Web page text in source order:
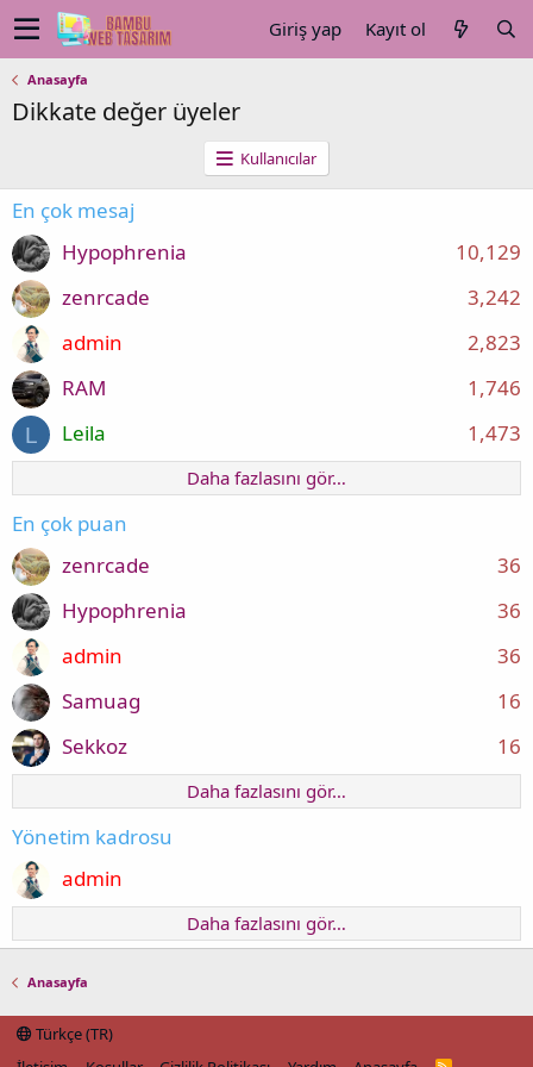
Giriş yap Kayıt ol
Anasayfa
Dikkate değer üyeler
Kullanıcılar
En çok mesaj
10,129
Hypophrenia
3,242
zenrcade
2,823
admin
1,746
RAM
L 1,473
Leila
Daha fazlasını gör…
En çok puan
36
zenrcade
36
Hypophrenia
36
admin
16
Samuag
16
Sekkoz
Daha fazlasını gör…
Yönetim kadrosu
admin
Daha fazlasını gör…
Anasayfa
Türkçe (TR)